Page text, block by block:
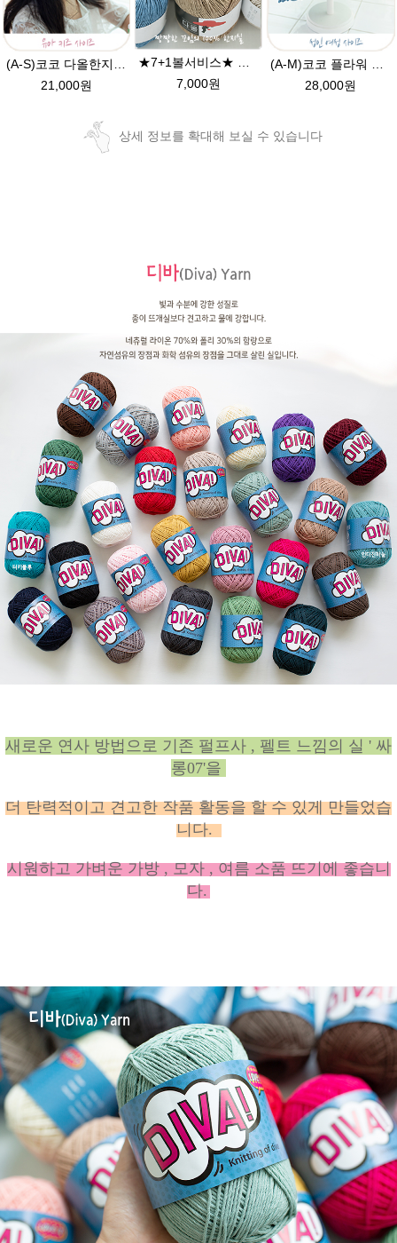
21,000원
★7+1볼서비스★ 다올 한지실/100% 여름뜨개실/가방실/종이실/매트 바구니 코바늘뜨기
7,000원
28,000원
상세 정보를 확대해 보실 수 있습니다
새로운 연사 방법으로 기존 펄프사 , 펠트 느낌의 실 ' 싸
롱07'을
더 탄력적이고 견고한 작품 활동을 할 수 있게 만들었습
니다.
시원하고 가벼운 가방 , 모자 , 여름 소품 뜨기에 좋습니
다.